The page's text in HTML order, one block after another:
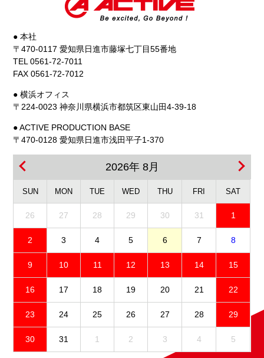
6位 KRITTAPAT
KEANKUM選
BASAM選
RACING TEAM
9位 RHEZA
DANICA
AHRENS選
手/ASTRA
HONDA
RACING TEAM
PRATAMA選
手/YAMAHA
● 本社
〒470-0117 愛知県日進市藤塚七丁目55番地
TEL 0561-72-7011
FAX 0561-72-7012
● 横浜オフィス
〒224-0023 神奈川県横浜市都筑区東山田4-39-18
● ACTIVE PRODUCTION BASE
〒470-0128 愛知県日進市浅田平子1-370
2026年 8月
SUN MON TUE WED THU FRI SAT
26 27 28 29 30 31 1
2 3 4 5 6 7 8
9 10 11 12 13 14 15
16 17 18 19 20 21 22
23 24 25 26 27 28 29
30 31 1 2 3 4 5